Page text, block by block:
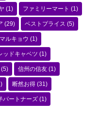
(1) ファミリーマート (1)
(29) ベストプライス (5)
マルキョウ (1)
ッドキャベツ (1)
(5) 信州の信友 (1)
断然お得 (31)
パートナーズ (1)